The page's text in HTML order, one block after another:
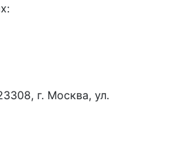
г. Москва, ул.